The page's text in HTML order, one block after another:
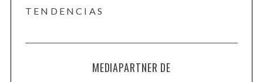
TENDENCIAS
MEDIAPARTNER DE